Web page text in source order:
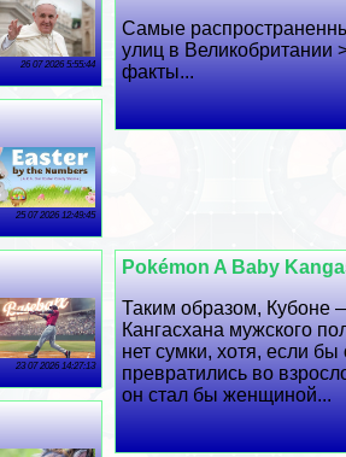
Самые
улиц в Великобритании
факты...
26 07 2026 5:55:44
25 07 2026 12:49:45
Pokémon A Baby
Таким образом, Кубоне
Кангасхана мужского
нет сумки, хотя, если бы
превратились во
он стал бы женщиной...
23 07 2026 14:27:13